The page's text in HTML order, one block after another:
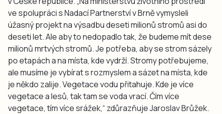
ve spolupráci s Nadací Partnerství v Brně vymysleli
úžasný projekt na výsadbu deseti milionů stromů asi do
deseti let. Ale aby to nedopadlo tak, že budeme mít dese
milionů mrtvých stromů. Je potřeba, aby se strom sázely
po etapách a na místa, kde vydrží. Stromy potřebujeme,
ale musíme je vybírat s rozmyslem a sázet na místa, kde
je někdo zalije. Vegetace vodu přitahuje. Kde je více
vegetace a lesů, tak tam se voda vrací. Čím více
vegetace, tím více srážek,“ zdůrazňuje Jaroslav Brůžek.